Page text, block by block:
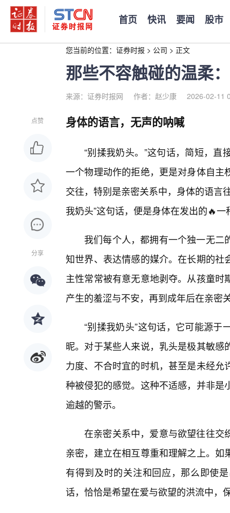
首页 快讯 要闻 股市
您当前的位置： 证券时报 > 公司 > 正文
那些不容触碰的温柔
来源：证券时报网 作者：赵少康 2026-02-11
点赞
分享
身体的语言，无声的呐喊
“别揉我奶头。”这句话，简短，
一个物理动作的拒绝，更是对身体自
交往，特别是亲密关系中，身体的语言
我奶头”这句话，便是身体在发出的🔥
我们每个人，都拥有一个独一无
知世界、表达情感的媒介。在长期的
主性常常被有意无意地剥夺。从孩童
产生的羞涩与不安，再到成年后在亲密
“别揉我奶头”这句话，它可能源
昵。对于某些人来说，乳头是极其敏
力度、不合时宜的时机，甚至是未经
种被侵犯的感觉。这种不适感，并非
逾越的警示。
在亲密关系中，爱意与欲望往往交
亲密，建立在相互尊重和理解之上。
有得到及时的关注和回应，那么即使
话，恰恰是希望在爱与欲望的洪流中，